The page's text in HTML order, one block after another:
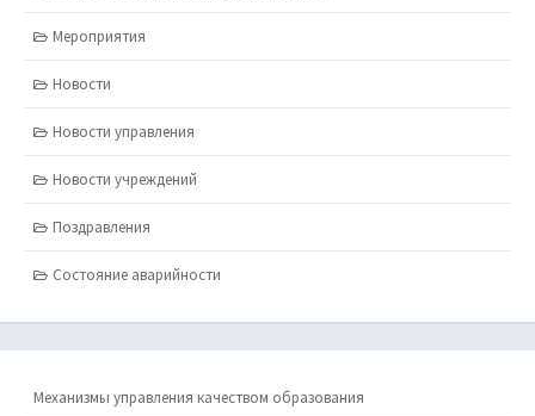
Мероприятия
Новости
Новости управления
Новости учреждений
Поздравления
Состояние аварийности
Механизмы управления качеством образования